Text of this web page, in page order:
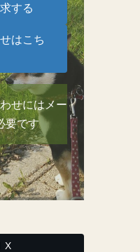
する
はこち
せにはメー
要です
X